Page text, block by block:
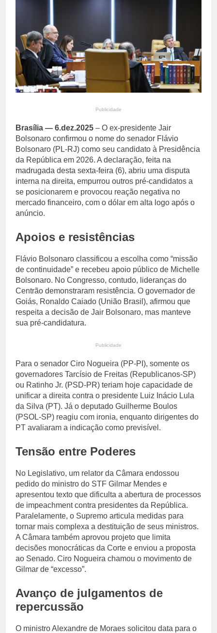
primária em relatório do
comentados do mês
4 Dias Ago
Publicidade
Brasília — 6.dez.2025 – O ex-presidente Jair
Bolsonaro confirmou o nome do senador Flávio
Bolsonaro (PL-RJ) como seu candidato à Presidência
da República em 2026. A declaração, feita na
madrugada desta sexta-feira (6), abriu uma disputa
interna na direita, empurrou outros pré-candidatos a
se posicionarem e provocou reação negativa no
mercado financeiro, com o dólar em alta logo após o
anúncio.
Apoios e resistências
Flávio Bolsonaro classificou a escolha como “missão
de continuidade” e recebeu apoio público de Michelle
Bolsonaro. No Congresso, contudo, lideranças do
Centrão demonstraram resistência. O governador de
Goiás, Ronaldo Caiado (União Brasil), afirmou que
respeita a decisão de Jair Bolsonaro, mas manteve
sua pré-candidatura.
Publicidade
Para o senador Ciro Nogueira (PP-PI), somente os
governadores Tarcísio de Freitas (Republicanos-SP)
ou Ratinho Jr. (PSD-PR) teriam hoje capacidade de
unificar a direita contra o presidente Luiz Inácio Lula
da Silva (PT). Já o deputado Guilherme Boulos
(PSOL-SP) reagiu com ironia, enquanto dirigentes do
PT avaliaram a indicação como previsível.
Tensão entre Poderes
No Legislativo, um relator da Câmara endossou
pedido do ministro do STF Gilmar Mendes e
apresentou texto que dificulta a abertura de processos
de impeachment contra presidentes da República.
Paralelamente, o Supremo articula medidas para
tornar mais complexa a destituição de seus ministros.
A Câmara também aprovou projeto que limita
decisões monocráticas da Corte e enviou a proposta
ao Senado. Ciro Nogueira chamou o movimento de
Gilmar de “excesso”.
Avanço de julgamentos de
repercussão
O ministro Alexandre de Moraes solicitou data para o